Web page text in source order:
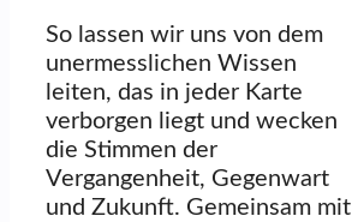
So lassen wir uns von dem
unermesslichen Wissen
leiten, das in jeder Karte
verborgen liegt und wecken
die Stimmen der
Vergangenheit, Gegenwart
und Zukunft. Gemeinsam mit